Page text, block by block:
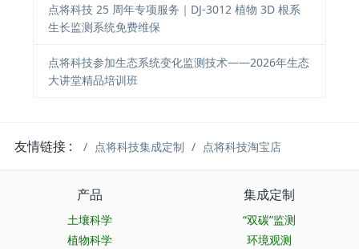
点将科技 25 周年专项服务｜DJ-3012 植物 3D 根系
生长监测系统免费维保
点将科技参加生态系统变化监测技术——2026年生态
大讲堂精品培训班
友情链接 : 点将科技集成定制 点将科技淘宝店
产品
土壤科学
植物科学
集成定制
“双碳”监测
环境观测